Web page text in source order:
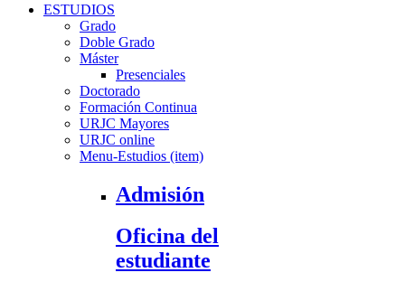
ESTUDIOS
Grado
Doble Grado
Máster
Presenciales
Doctorado
Formación Continua
URJC Mayores
URJC online
Menu-Estudios (item)
Admisión
Oficina del
estudiante